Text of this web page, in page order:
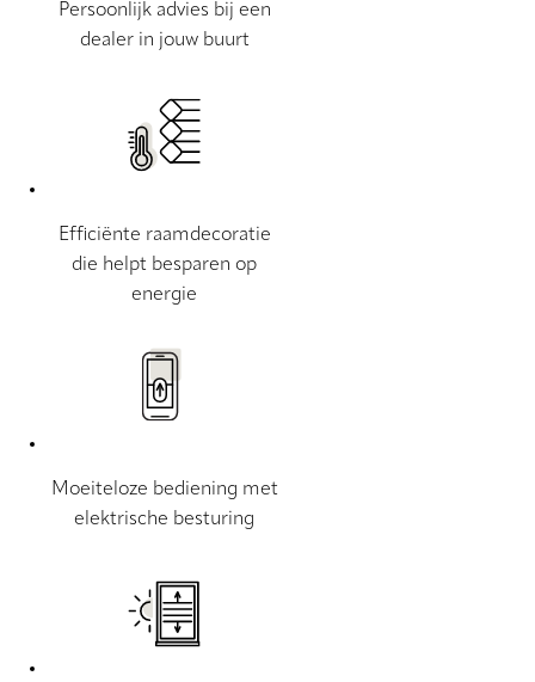
Persoonlijk advies bij een
dealer in jouw buurt
Efficiënte raamdecoratie
die helpt besparen op
energie
Moeiteloze bediening met
elektrische besturing